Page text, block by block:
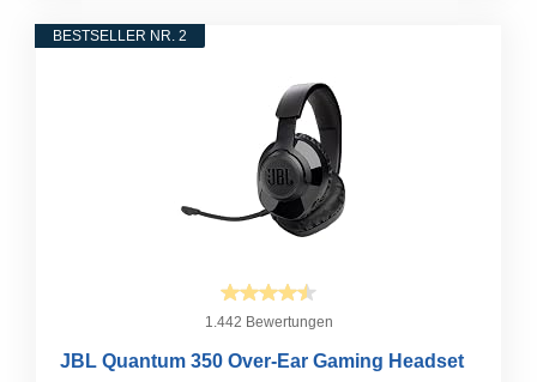
BESTSELLER NR. 2
1.442 Bewertungen
JBL Quantum 350 Over-Ear Gaming Headset